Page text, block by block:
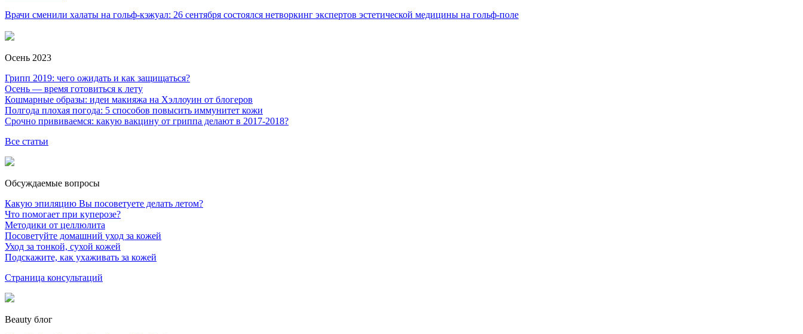
Врачи сменили халаты на гольф-кэжуал: 26 сентября состоялся нетворкинг экспертов эстетической медицины на гольф-поле
Осень 2023
Грипп 2019: чего ожидать и как защищаться?
Осень — время готовиться к лету
Кошмарные образы: идеи макияжа на Хэллоуин от блогеров
Полгода плохая погода: 5 способов повысить иммунитет кожи
Срочно прививаемся: какую вакцину от гриппа делают в 2017-2018?
Все статьи
Обсуждаемые вопросы
Какую эпиляцию Вы посоветуете делать летом?
Что помогает при куперозе?
Методики от целлюлита
Посоветуйте домашний уход за кожей
Уход за тонкой, сухой кожей
Подскажите, как ухаживать за кожей
Страница консультаций
Beauty блог